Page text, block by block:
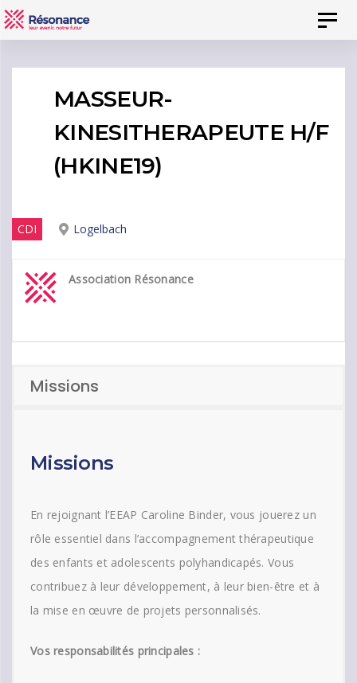
Skip
links
Skip
to
MASSEUR-
KINESITHERAPEUTE H/F
(HKINE19)
CDI Logelbach
Association Résonance
Missions
Missions
En rejoignant l’EEAP Caroline Binder, vous jouerez un
rôle essentiel dans l’accompagnement thérapeutique
des enfants et adolescents polyhandicapés. Vous
contribuez à leur développement, à leur bien-être et à
la mise en œuvre de projets personnalisés.
Vos responsabilités principales :